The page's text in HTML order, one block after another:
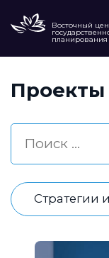
Восточный
планирования
Проекты
Стратегии